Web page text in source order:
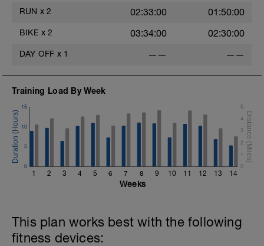
RUN x 2 02:33:00 01:50:00
BIKE x 2 03:34:00 02:30:00
DAY OFF x 1 —— ——
Training Load By Week
1 2 3 4 5 6 7 8 9 10 11 12 13 14
0
5
10
15
0
1
2
3
4
5
Weeks
This plan works best with the following
fitness devices: